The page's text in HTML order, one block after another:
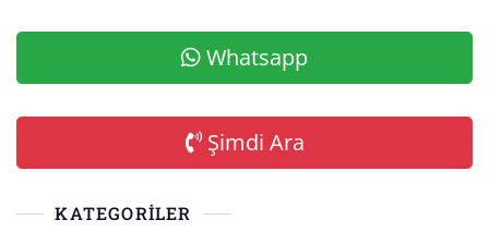
Whatsapp
Şimdi Ara
KATEGORILER